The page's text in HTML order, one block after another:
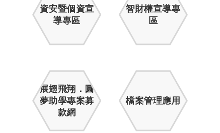
資安暨個資宣
導專區
智財權宣導專
區
展翅飛翔．圓
夢助學專案募
款網
檔案管理應用